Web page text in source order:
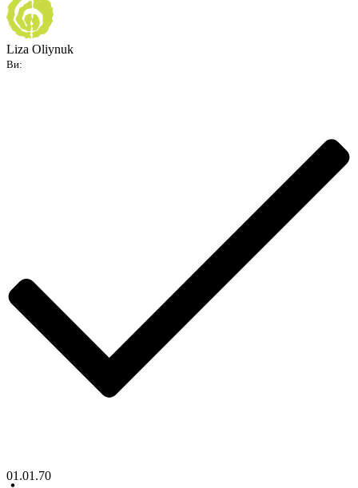
Liza Oliynuk
Ви:
01.01.70